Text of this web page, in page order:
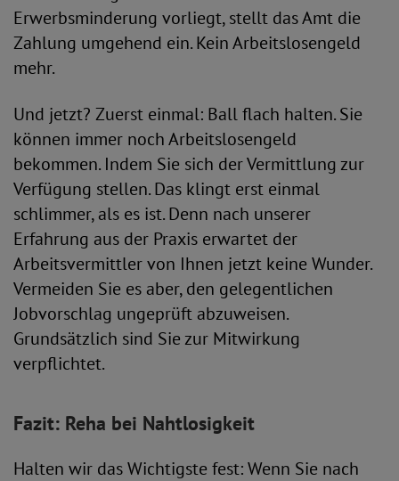
Erwerbsminderung vorliegt, stellt das Amt die
Zahlung umgehend ein. Kein Arbeitslosengeld
mehr.
Und jetzt? Zuerst einmal: Ball flach halten. Sie
können immer noch Arbeitslosengeld
bekommen. Indem Sie sich der Vermittlung zur
Verfügung stellen. Das klingt erst einmal
schlimmer, als es ist. Denn nach unserer
Erfahrung aus der Praxis erwartet der
Arbeitsvermittler von Ihnen jetzt keine Wunder.
Vermeiden Sie es aber, den gelegentlichen
Jobvorschlag ungeprüft abzuweisen.
Grundsätzlich sind Sie zur Mitwirkung
verpflichtet.
Fazit: Reha bei Nahtlosigkeit
Halten wir das Wichtigste fest: Wenn Sie nach